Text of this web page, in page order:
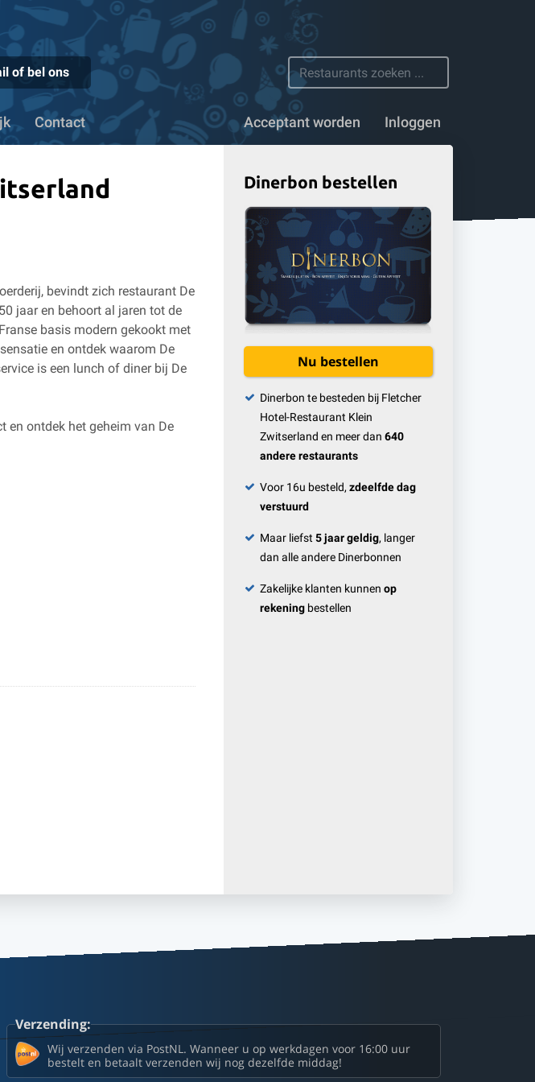
of bel ons
Contact Acceptant worden Inloggen
verstuurd ✔ Meer dan 1100 restaurants
bevindt zich restaurant De
jaar en behoort al jaren tot de
basis modern gekookt met
en ontdek waarom De
is een lunch of diner bij De
en ontdek het geheim van De
Dinerbon bestellen
Nu bestellen
Dinerbon te besteden bij Fletcher
Hotel-Restaurant Klein
Zwitserland en meer dan 640
andere restaurants
Voor 16u besteld, zdeelfde dag
verstuurd
Maar liefst 5 jaar geldig, langer
dan alle andere Dinerbonnen
Zakelijke klanten kunnen op
rekening bestellen
Verzending:
Wij verzenden via PostNL. Wanneer u op werkdagen voor 16:00 uur
bestelt en betaalt verzenden wij nog dezelfde middag!